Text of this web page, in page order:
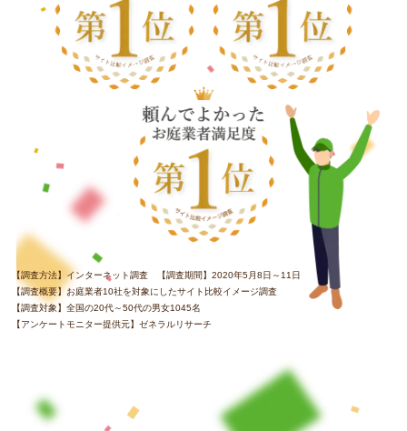
【調査方法】インターネット調査 【調査期間】2020年5月8日～11日
【調査概要】お庭業者10社を対象にしたサイト比較イメージ調査
【調査対象】全国の20代～50代の男女1045名
【アンケートモニター提供元】ゼネラルリサーチ